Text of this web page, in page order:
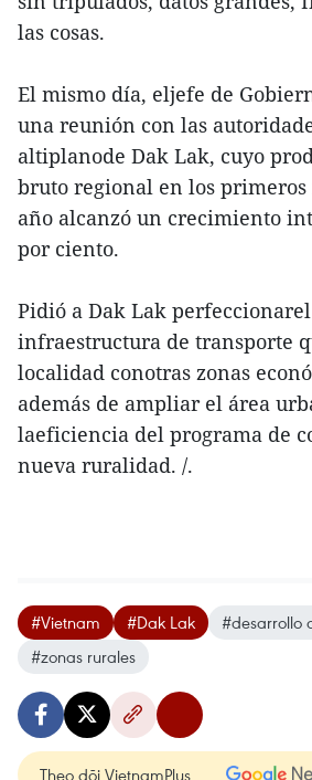
las cosas.
El mismo día, eljefe de
una reunión con las
altiplanode Dak Lak, cuyo
bruto regional en los primeros
año alcanzó un crecimiento
por ciento.
Pidió a Dak Lak
infraestructura de transporte
localidad conotras zonas
además de ampliar el área
laeficiencia del programa de
nueva ruralidad. /.
#Vietnam #Dak Lak
#desarrollo
#zonas rurales
Theo dõi VietnamPlus